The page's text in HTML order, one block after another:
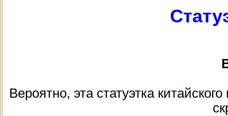
Вероятно, эта статуэтка